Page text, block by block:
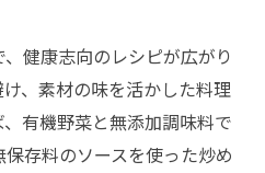
健康志向のレシピが広がり
、素材の味を活かした料理
有機野菜と無添加調味料で
存料のソースを使った炒め